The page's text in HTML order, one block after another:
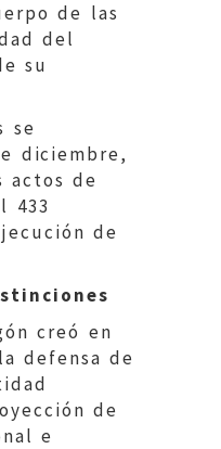
de las
del
su
se
diciembre,
actos de
433
de
creó en
defensa de
de
e